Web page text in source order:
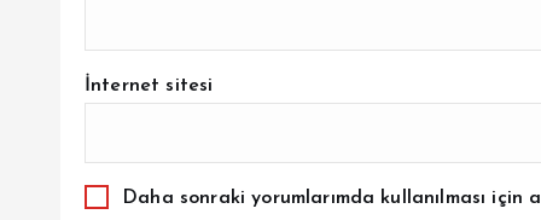
İnternet sitesi
Daha sonraki yorumlarımda kullanılması için